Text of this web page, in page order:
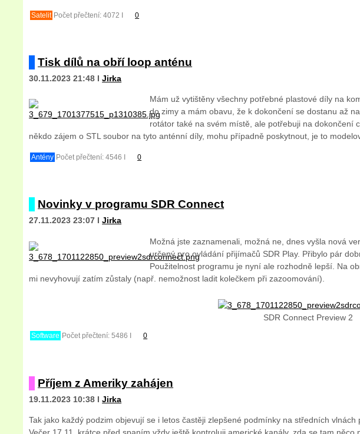
Satelit Počet přečtení: 4072 I 0
Tisk dílů na obří loop anténu
30.11.2023 21:48 IJirka
Mám už vytištěny všechny potřebné plastové díly na
do zimy a mám obavu, že k dokončení se dostanu až
rotátor také na svém místě, ale potřebuji na dokončení
někdo zájem o STL soubor na tyto anténní díly, mohu případně poskytnout, je to
Antény Počet přečtení: 4546 I 0
Novinky v programu SDR Connect
27.11.2023 23:07 IJirka
Možná jste zaznamenali, možná ne, dnes vyšla nová
určený pro ovládání přijímačů SDR Play. Přibylo pár
Použitelnost programu je nyní ale rozhodně lepší. Na
mi nevyhovují zatím zůstaly (např. nemožnost ladit kolečkem při zazoomování).
SDR Connect Preview 2
Software Počet přečtení: 5486 I 0
Příjem z Ameriky zahájen
19.11.2023 10:38 IJirka
Tak jako každý podzim objevují se i letos častěji zlepšené podmínky na středních